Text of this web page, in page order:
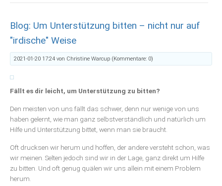
Weg
ins
Zeitalter
Blog: Um Unterstützung bitten – nicht nur auf
"irdische" Weise
2021-01-20 17:24 von Christine Warcup (Kommentare: 0)
Fällt es dir leicht, um Unterstützung zu bitten?
Den meisten von uns fällt das schwer, denn nur wenige von uns
haben gelernt, wie man ganz selbstverständlich und natürlich um
Hilfe und Unterstützung bittet, wenn man sie braucht.
Oft drucksen wir herum und hoffen, der andere versteht schon, was
wir meinen. Selten jedoch sind wir in der Lage, ganz direkt um Hilfe
zu bitten. Und oft genug quälen wir uns allein mit einem Problem
herum.